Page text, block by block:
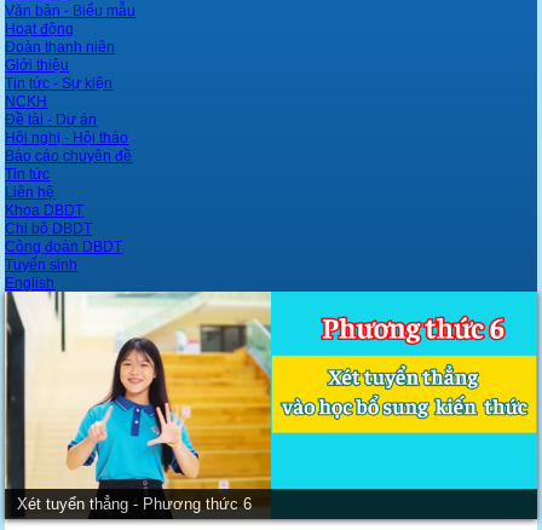
Văn bản - Biểu mẫu
Hoạt động
Đoàn thanh niên
Giới thiệu
Tin tức - Sự kiện
NCKH
Đề tài - Dự án
Hội nghị - Hội thảo
Báo cáo chuyên đề
Tin tức
Liên hệ
Khoa DBDT
Chi bộ DBDT
Công đoàn DBDT
Tuyển sinh
English
Giới thiệu khoa Dự bị Dân tộc